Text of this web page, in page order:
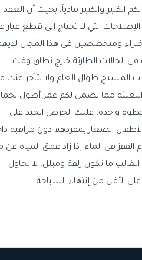
الكثير والكثير مادياً، بحيث أن العقد
التي لا تحتاج إلى قطع غيار
ومتخصصين فى هذا المجال
الحالات الطارئة خارج نطاق وقت
شهراً. المحافظة على نظافة ومعدات المسبح طوال العام ولا نتأخر
مما يضمن لكم عمر أطول
واحدة، عليك الحرص الجيد على
الصغار بمفردهم دون مراقبة
في الماء إذا زاد عمق المياه عن
ما تكون زلقة ومبلل. لا تحاول
الأقل من إنتهاء السباحة.